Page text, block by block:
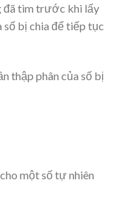
đã tìm trước khi lấy
số bị chia để tiếp tục
thập phân của số bị